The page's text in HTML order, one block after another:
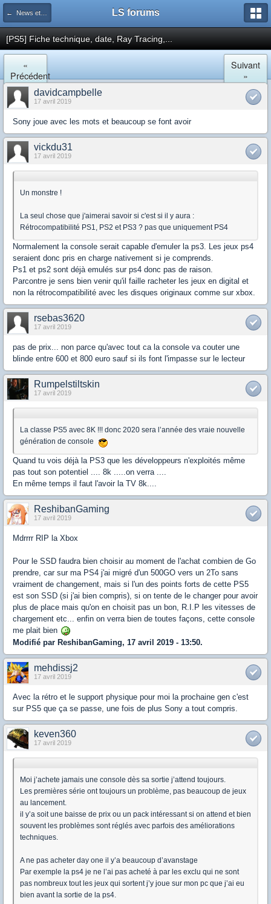
← News et actualités postées sur LS LS forums
[PS5] Fiche technique, date, Ray Tracing,...
«
Précédent
Suivant
»
davidcampbelle
17 avril 2019
Sony joue avec les mots et beaucoup se font avoir
vickdu31
17 avril 2019
Un monstre !
La seul chose que j'aimerai savoir si c'est si il y aura :
Rétrocompatibilité PS1, PS2 et PS3 ? pas que uniquement PS4
Normalement la console serait capable d'emuler la ps3. Les jeux ps4
seraient donc pris en charge nativement si je comprends.
Ps1 et ps2 sont déjà emulés sur ps4 donc pas de raison.
Parcontre je sens bien venir qu'il faille racheter les jeux en digital et
non la rétrocompatibilité avec les disques originaux comme sur xbox.
rsebas3620
17 avril 2019
pas de prix... non parce qu'avec tout ca la console va couter une
blinde entre 600 et 800 euro sauf si ils font l'impasse sur le lecteur
Rumpelstiltskin
17 avril 2019
La classe PS5 avec 8K !!! donc 2020 sera l’année des vraie nouvelle
génération de console
Quand tu vois déjà la PS3 que les développeurs n'exploités même
pas tout son potentiel .... 8k .....on verra ....
En même temps il faut l'avoir la TV 8k....
ReshibanGaming
17 avril 2019
Mdrrrr RIP la Xbox
Pour le SSD faudra bien choisir au moment de l'achat combien de Go
prendre, car sur ma PS4 j'ai migré d'un 500GO vers un 2To sans
vraiment de changement, mais si l'un des points forts de cette PS5
est son SSD (si j'ai bien compris), si on tente de le changer pour avoir
plus de place mais qu'on en choisit pas un bon, R.I.P les vitesses de
chargement etc... enfin on verra bien de toutes façons, cette console
me plait bien
Modifié par ReshibanGaming, 17 avril 2019 - 13:50.
mehdissj2
17 avril 2019
Avec la rétro et le support physique pour moi la prochaine gen c'est
sur PS5 que ça se passe, une fois de plus Sony a tout compris.
keven360
17 avril 2019
Moi j’achete jamais une console dès sa sortie j’attend toujours.
Les premières série ont toujours un problème, pas beaucoup de jeux
au lancement.
il y’a soit une baisse de prix ou un pack intéressant si on attend et bien
souvent les problèmes sont réglés avec parfois des améliorations
techniques.
A ne pas acheter day one il y’a beaucoup d’avanstage
Par exemple la ps4 je ne l’ai pas acheté à par les exclu qui ne sont
pas nombreux tout les jeux qui sortent j’y joue sur mon pc que j’ai eu
bien avant la sortie de la ps4.